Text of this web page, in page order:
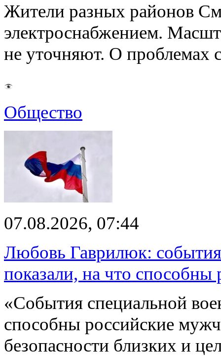
Жители разных районов
электроснабжением.
не уточняют. О проблемах
Общество
07.08.2026, 07:44
Любовь Гаврилюк:
показали, на что
«События специальной
способны российские
безопасности близких и